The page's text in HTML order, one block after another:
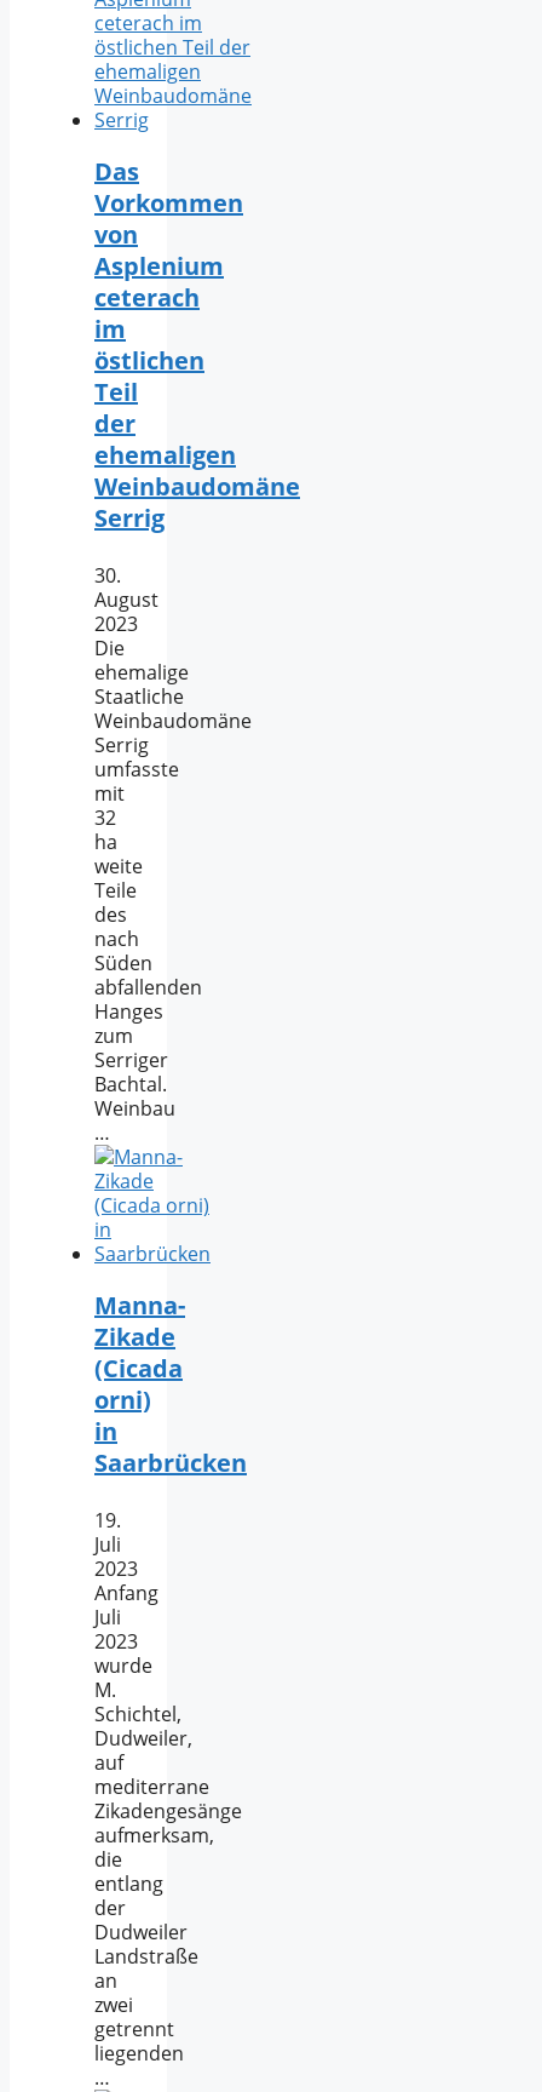
Das
Vorkommen
von
Asplenium
ceterach
im
östlichen
Teil
der
ehemaligen
Weinbaudomäne
Serrig
30.
August
2023
Die
ehemalige
Staatliche
Weinbaudomäne
Serrig
umfasste
mit
32
ha
weite
Teile
des
nach
Süden
abfallenden
Hanges
zum
Serriger
Bachtal.
Weinbau
…
Manna-
Zikade
(Cicada
orni)
in
Saarbrücken
19.
Juli
2023
Anfang
Juli
2023
wurde
M.
Schichtel,
Dudweiler,
auf
mediterrane
Zikadengesänge
aufmerksam,
die
entlang
der
Dudweiler
Landstraße
an
zwei
getrennt
liegenden
…